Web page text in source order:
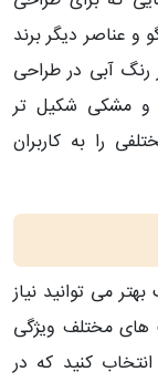
و عناصر دیگر برند
رنگ آبی در طراحی
و مشکی شکیل تر
را به کاربران
می توانید نیاز
های مختلف ویژگی
کنید که در